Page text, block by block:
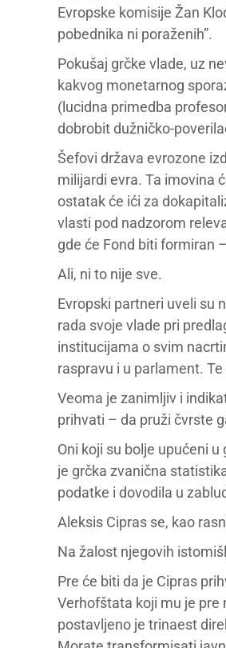
Evropske komisije Žan
pobednika ni poraženih”.
Pokušaj grčke vlade, uz
kakvog monetarnog
(lucidna primedba
dobrobit dužničko-
Šefovi država evrozone
milijardi evra. Ta imovina
ostatak će ići za
vlasti pod nadzorom
gde će Fond biti formiran
Ali, ni to nije sve.
Evropski partneri uveli su
rada svoje vlade pri
institucijama o svim
raspravu i u parlament.
Veoma je zanimljiv i
prihvati – da pruži čvrste
Oni koji su bolje upućeni
je grčka zvanična
podatke i dovodila u
Aleksis Cipras se, kao
Na žalost njegovih
Pre će biti da je Cipras
Verhofštata koji mu je pre
postavljeno je trinaest